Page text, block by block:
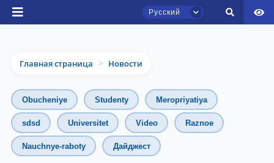
Русский
Главная страница > Новости
Obucheniye Studenty Meropriyatiya
sdsd Universitet Video Raznoe
Nauchnye-raboty Дайджест